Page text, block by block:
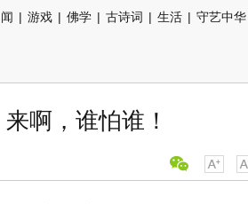
| 游戏 | 佛学 | 古诗词 | 生活 | 守艺中华
啊，谁怕谁！